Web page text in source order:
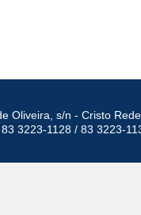
Oliveira, s/n - Cristo
3223-1128 / 83 3223-